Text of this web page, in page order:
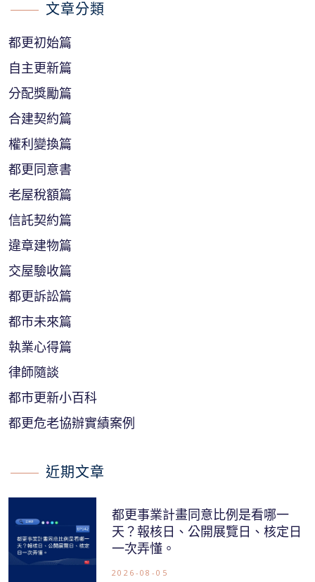
文章分類
都更初始篇
自主更新篇
分配獎勵篇
合建契約篇
權利變換篇
都更同意書
老屋稅額篇
信託契約篇
違章建物篇
交屋驗收篇
都更訴訟篇
都市未來篇
執業心得篇
律師隨談
都市更新小百科
都更危老協辦實績案例
近期文章
都更事業計畫同意比例是看哪一
天？報核日、公開展覽日、核定日
一次弄懂。
2026-08-05